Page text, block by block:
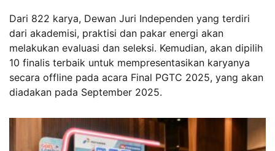
Dari 822 karya, Dewan Juri Independen yang terdiri
dari akademisi, praktisi dan pakar energi akan
melakukan evaluasi dan seleksi. Kemudian, akan dipilih
10 finalis terbaik untuk mempresentasikan karyanya
secara offline pada acara Final PGTC 2025, yang akan
diadakan pada September 2025.